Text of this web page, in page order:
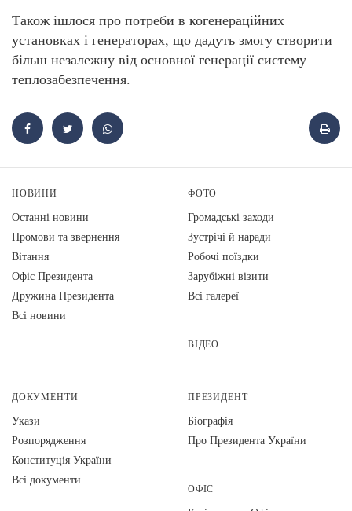
Також ішлося про потреби в когенераційних
установках і генераторах, що дадуть змогу створити
більш незалежну від основної генерації систему
теплозабезпечення.
НОВИНИ
Останні новини
Промови та звернення
Вiтання
Офіс Президента
Дружина Президента
Всі новини
ФОТО
Громадські заходи
Зустрічі й наради
Робочі поїздки
Зарубіжні візити
Всі галереї
ВІДЕО
ДОКУМЕНТИ
Укази
Розпорядження
Конституція України
Всі документи
ПРЕЗИДЕНТ
Біографія
Про Президента України
ОФІС